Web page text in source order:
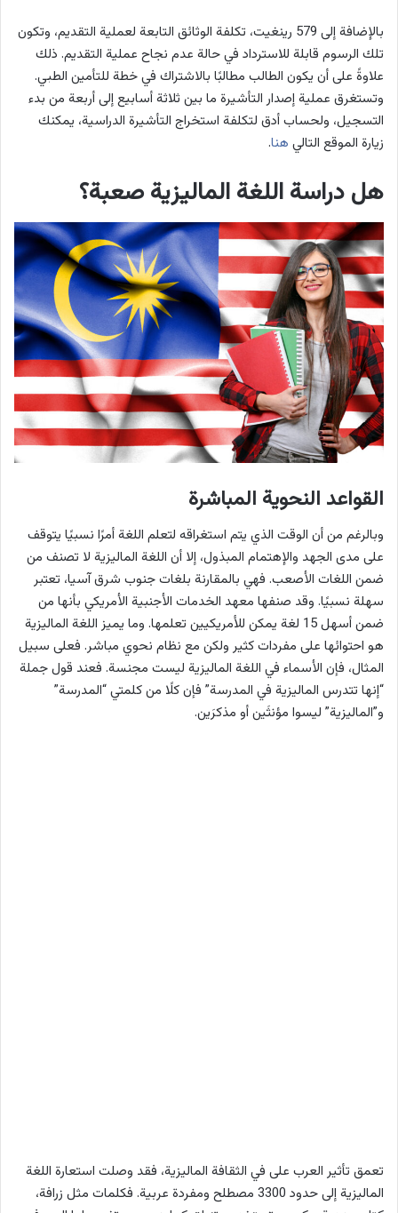
بالإضافة إلى 579 رينغيت، تكلفة الوثائق التابعة لعملية التقديم، وتكون
تلك الرسوم قابلة للاسترداد في حالة عدم نجاح عملية التقديم. ذلك
علاوةً على أن يكون الطالب مطالبًا بالاشتراك في خطة للتأمين الطبي.
وتستغرق عملية إصدار التأشيرة ما بين ثلاثة أسابيع إلى أربعة من بدء
التسجيل، ولحساب أدق لتكلفة استخراج التأشيرة الدراسية، يمكنك
زيارة الموقع التالي هنا.
هل دراسة اللغة الماليزية صعبة؟
القواعد النحوية المباشرة
وبالرغم من أن الوقت الذي يتم استغراقه لتعلم اللغة أمرًا نسبيًا يتوقف
على مدى الجهد والإهتمام المبذول، إلا أن اللغة الماليزية لا تصنف من
ضمن اللغات الأصعب. فهي بالمقارنة بلغات جنوب شرق آسيا، تعتبر
سهلة نسبيًا. وقد صنفها معهد الخدمات الأجنبية الأمريكي بأنها من
ضمن أسهل 15 لغة يمكن للأمريكيين تعلمها. وما يميز اللغة الماليزية
هو احتوائها على مفردات كثير ولكن مع نظام نحوي مباشر. فعلى سبيل
المثال، فإن الأسماء في اللغة الماليزية ليست مجنسة. فعند قول جملة
“إنها تتدرس الماليزية في المدرسة” فإن كلًا من كلمتي “المدرسة”
و”الماليزية” ليسوا مؤنثَين أو مذكرَين.
تعمق تأثير العرب على في الثقافة الماليزية، فقد وصلت استعارة اللغة
الماليزية إلى حدود 3300 مصطلح ومفردة عربية. فكلمات مثل زرافة،